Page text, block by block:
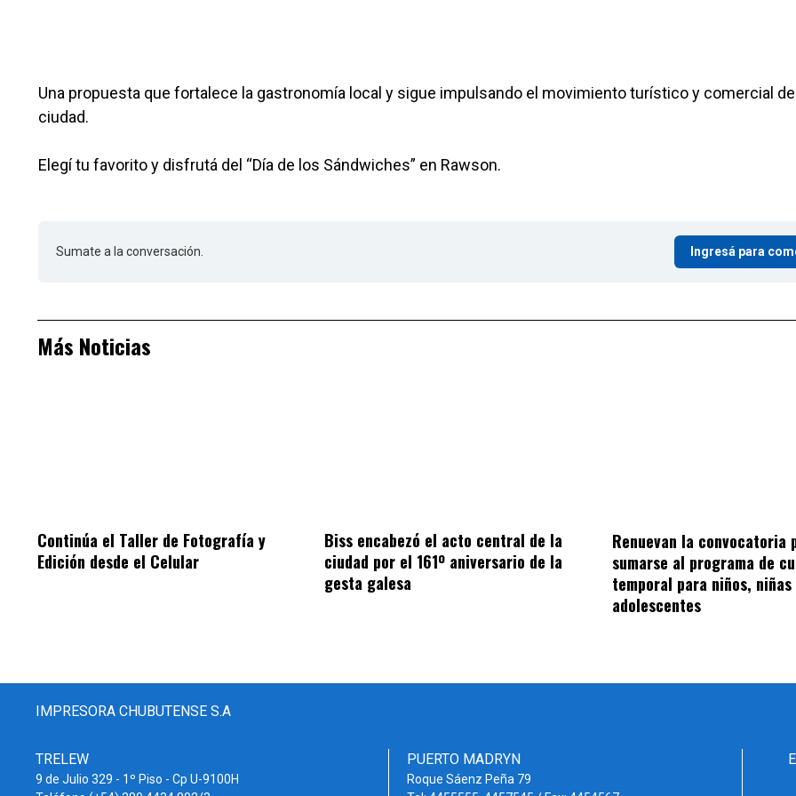
Una propuesta que fortalece la gastronomía local y sigue impulsando el movimiento turístico y comercial
ciudad.
Elegí tu favorito y disfrutá del “Día de los Sándwiches” en Rawson.
Sumate a la conversación. Ingresá para
Más Noticias
Continúa el Taller de Fotografía y
Edición desde el Celular
Biss encabezó el acto central de la
ciudad por el 161º aniversario de la
gesta galesa
Renuevan la convocatoria
sumarse al programa de
temporal para niños, niñas
adolescentes
IMPRESORA CHUBUTENSE S.A
TRELEW
9 de Julio 329 - 1º Piso - Cp U-9100H
PUERTO MADRYN
Roque Sáenz Peña 79